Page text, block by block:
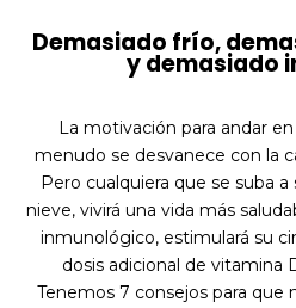
Demasiado frío,
y demasiado
La motivación para andar
menudo se desvanece con la
Pero cualquiera que se suba
nieve, vivirá una vida más
inmunológico, estimulará su
dosis adicional de vitamina
Tenemos 7 consejos para que